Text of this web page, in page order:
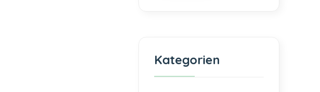
Kategorien